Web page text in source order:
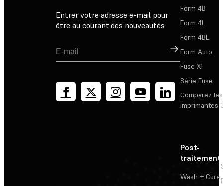
Entrer votre adresse e-mail pour
être au courant des nouveautés
Inscription
Form 4B
Form 4L
Form 4BL
Form Auto
Fuse X1
Série Fuse
Comparez les
imprimantes
Post-
traitement
Wash + Cure